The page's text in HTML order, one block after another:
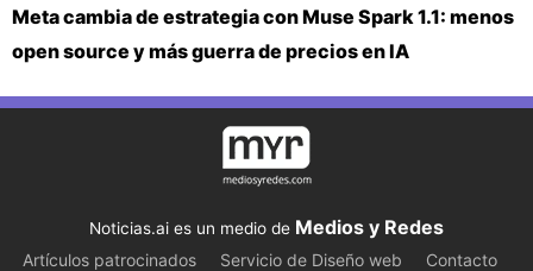
Meta cambia de estrategia con Muse Spark 1.1: menos
open source y más guerra de precios en IA
Noticias.ai es un medio de Medios y Redes
Artículos patrocinados Servicio de Diseño web
Contacto